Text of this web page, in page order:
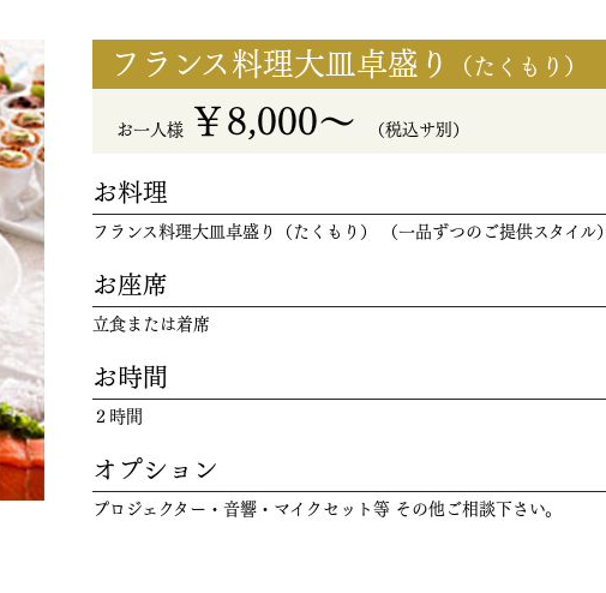
フランス料理大皿卓盛り （たくもり）
お一人様 ￥8,000～ （税込サ別）
お料理
フランス料理大皿卓盛り（たくもり） （一品ずつのご提供スタイル）
お座席
立食または着席
お時間
２時間
オプション
プロジェクター・音響・マイクセット等 その他ご相談下さい。